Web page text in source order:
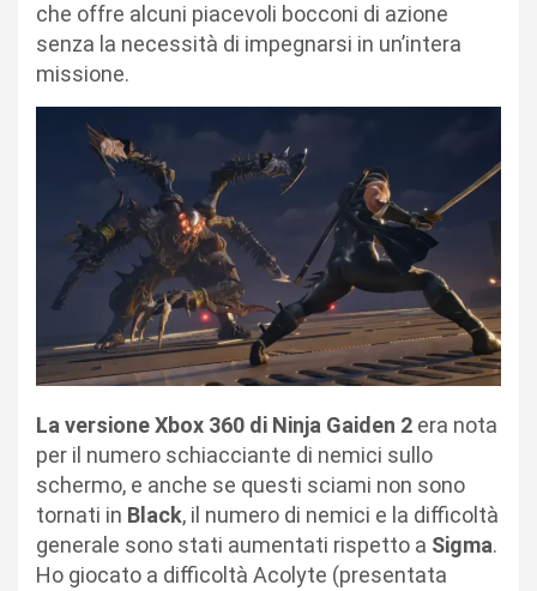
che offre alcuni piacevoli bocconi di azione
senza la necessità di impegnarsi in un’intera
missione.
La versione Xbox 360 di Ninja Gaiden 2 era nota
per il numero schiacciante di nemici sullo
schermo, e anche se questi sciami non sono
tornati in Black, il numero di nemici e la difficoltà
generale sono stati aumentati rispetto a Sigma.
Ho giocato a difficoltà Acolyte (presentata